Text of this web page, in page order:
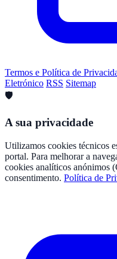
Termos e Política de
Eletrónico RSS Sitemap
🛡️
A sua privacidade
Utilizamos cookies técnicos
portal. Para melhorar a
cookies analíticos anónimos
consentimento. Política de